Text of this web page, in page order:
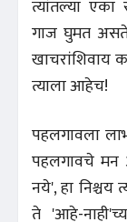
त्यांतल्या एका
गाज घुमत
खाचरांशिवाय
त्याला आहेच!
पहलगावला
पहलगावचे
नये', हा
ते 'आहे-